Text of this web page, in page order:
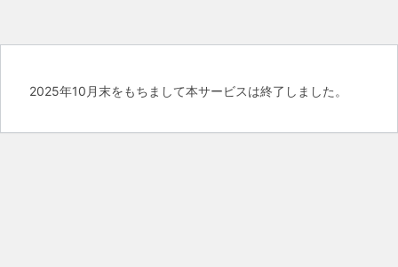
2025年10月末をもちまして本サービスは終了しました。